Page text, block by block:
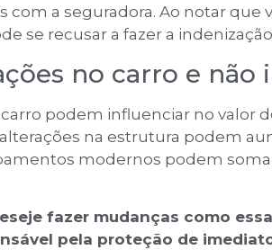
com a seguradora. Ao notar que
se recusar a fazer a
no carro e não
podem influenciar no valor
na estrutura podem
modernos podem
fazer mudanças como
pela proteção de